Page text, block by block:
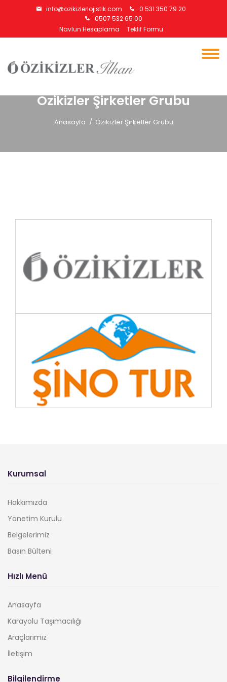
info@ozikizlerlojistik.com
0 531 350 79 20
0507 532 65 00
Navlun Hesaplama
Teklif Formu
Özikizler Şirketler Grubu
Anasayfa Özikizler Şirketler Grubu
Kurumsal
Hakkımızda
Yönetim Kurulu
Belgelerimiz
Basın Bülteni
Hızlı Menü
Anasayfa
Karayolu Taşımacılığı
Araçlarımız
İletişim
Bilgilendirme